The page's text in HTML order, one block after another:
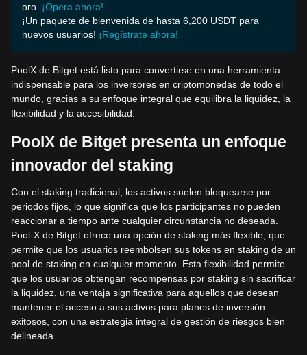
oro. ¡Opera ahora!
¡Un paquete de bienvenida de hasta 6,200 USDT para
nuevos usuarios! ¡Regístrate ahora!
PoolX de Bitget está listo para convertirse en una herramienta
indispensable para los inversores en criptomonedas de todo el
mundo, gracias a su enfoque integral que equilibra la liquidez, la
flexibilidad y la accesibilidad.
PoolX de Bitget presenta un enfoque
innovador del staking
Con el staking tradicional, los activos suelen bloquearse por
periodos fijos, lo que significa que los participantes no pueden
reaccionar a tiempo ante cualquier circunstancia no deseada.
Pool-X de Bitget ofrece una opción de staking más flexible, que
permite que los usuarios reembolsen sus tokens en staking de un
pool de staking en cualquier momento. Esta flexibilidad permite
que los usuarios obtengan recompensas por staking sin sacrificar
la liquidez, una ventaja significativa para aquellos que desean
mantener el acceso a sus activos para planes de inversión
exitosos, con una estrategia integral de gestión de riesgos bien
delineada.